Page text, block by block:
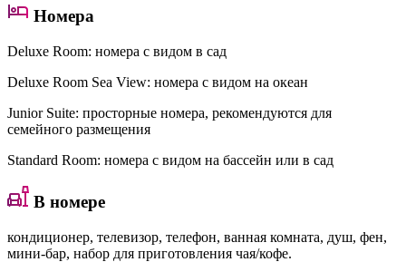
Номера
Deluxe Room: номера с видом в сад
Deluxe Room Sea View: номера с видом на океан
Junior Suite: просторные номера, рекомендуются для
семейного размещения
Standard Room: номера с видом на бассейн или в сад
В номере
кондиционер, телевизор, телефон, ванная комната, душ, фен,
мини-бар, набор для приготовления чая/кофе.